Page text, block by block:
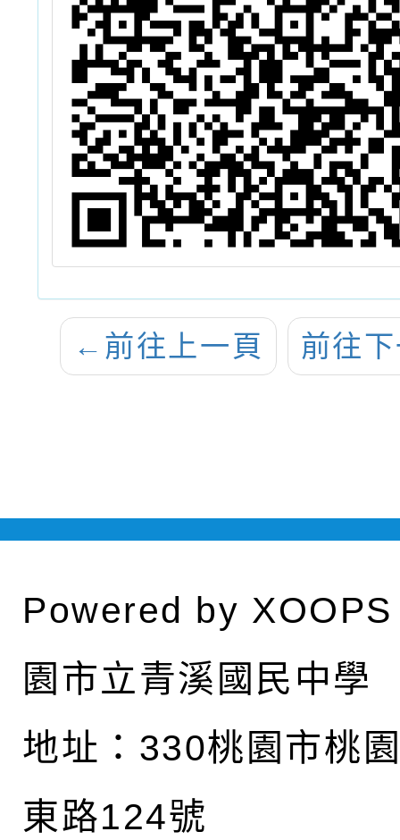
← 前往上一頁 前往
Powered by XOOPS
園市立青溪國民中學
地址： 330桃園市桃
東路124號